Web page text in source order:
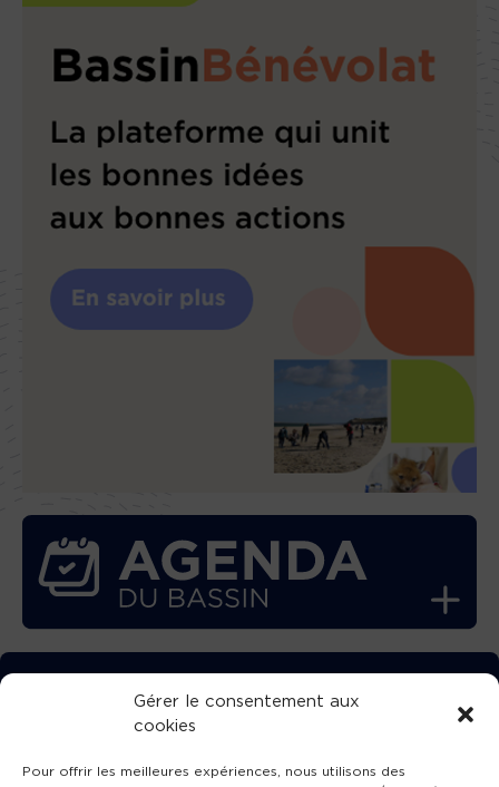
Gérer le consentement aux
cookies
Pour offrir les meilleures expériences, nous utilisons des
TÉLÉCHARGEZ GRATUITEMENT
L’APPLICATION TVBA !